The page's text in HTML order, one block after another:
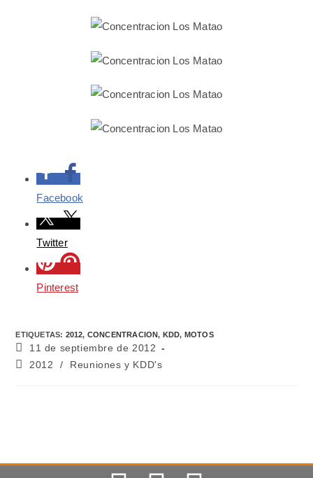
Facebook
Twitter
Pinterest
ETIQUETAS: 2012, CONCENTRACION, KDD, MOTOS
11 de septiembre de 2012
2012
/ Reuniones y KDD's